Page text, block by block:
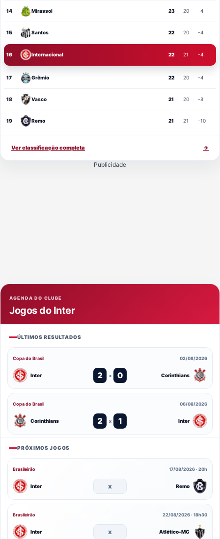
14 Mirassol 23 20 -4
15 Santos 22 20 -4
16 Internacional 22 21 -4
17 Grêmio 22 20 -4
18 Vasco 21 20 -8
19 Remo 21 21 -10
Ver classificação completa →
Publicidade
AGENDA DO CLUBE
Jogos do Inter
ÚLTIMOS RESULTADOS
Copa do Brasil 02/08/2026
Inter 2 x 0 Corinthians
Copa do Brasil 06/08/2026
Corinthians 2 x 1 Inter
PRÓXIMOS JOGOS
Brasileirão 17/08/2026 · 20h
Inter x Remo
Brasileirão 22/08/2026 · 18h30
Inter x Atlético-MG